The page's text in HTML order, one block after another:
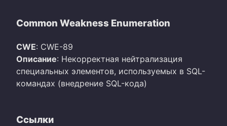
Common Weakness Enumeration
CWE: CWE-89
Описание: Некорректная нейтрализация
специальных элементов, используемых в SQL-
командах (внедрение SQL-кода)
Ссылки